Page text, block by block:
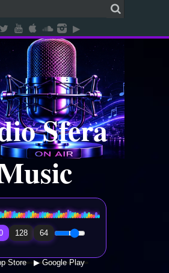
Sfera
Radio Sfera Music
128 64
Store ▶ Google Play